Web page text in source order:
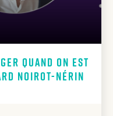
quand on est
Noirot-Nérin